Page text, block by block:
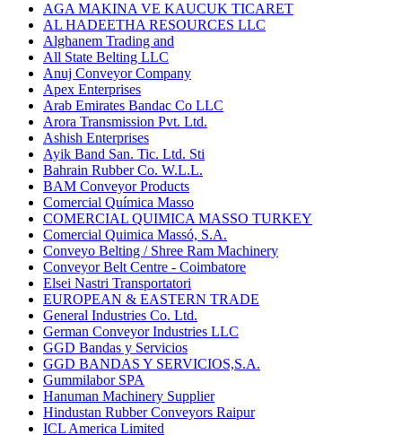
AGA MAKINA VE KAUCUK TICARET
AL HADEETHA RESOURCES LLC
Alghanem Trading and
All State Belting LLC
Anuj Conveyor Company
Apex Enterprises
Arab Emirates Bandac Co LLC
Arora Transmission Pvt. Ltd.
Ashish Enterprises
Ayik Band San. Tic. Ltd. Sti
Bahrain Rubber Co. W.L.L.
BAM Conveyor Products
Comercial Química Masso
COMERCIAL QUIMICA MASSO TURKEY
Comercial Quimica Massó, S.A.
Conveyo Belting / Shree Ram Machinery
Conveyor Belt Centre - Coimbatore
Elsei Nastri Transportatori
EUROPEAN & EASTERN TRADE
General Industries Co. Ltd.
German Conveyor Industries LLC
GGD Bandas y Servicios
GGD BANDAS Y SERVICIOS,S.A.
Gummilabor SPA
Hanuman Machinery Supplier
Hindustan Rubber Conveyors Raipur
ICL America Limited